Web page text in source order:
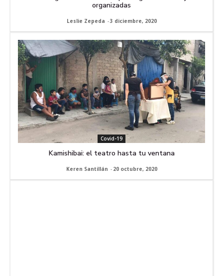
organizadas
Leslie Zepeda -3 diciembre, 2020
Covid-19
Kamishibai: el teatro hasta tu ventana
Keren Santillán - 20 octubre, 2020